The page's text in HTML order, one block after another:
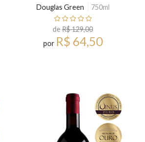
Douglas Green
750ml
deR$ 129,00
por R$ 64,50